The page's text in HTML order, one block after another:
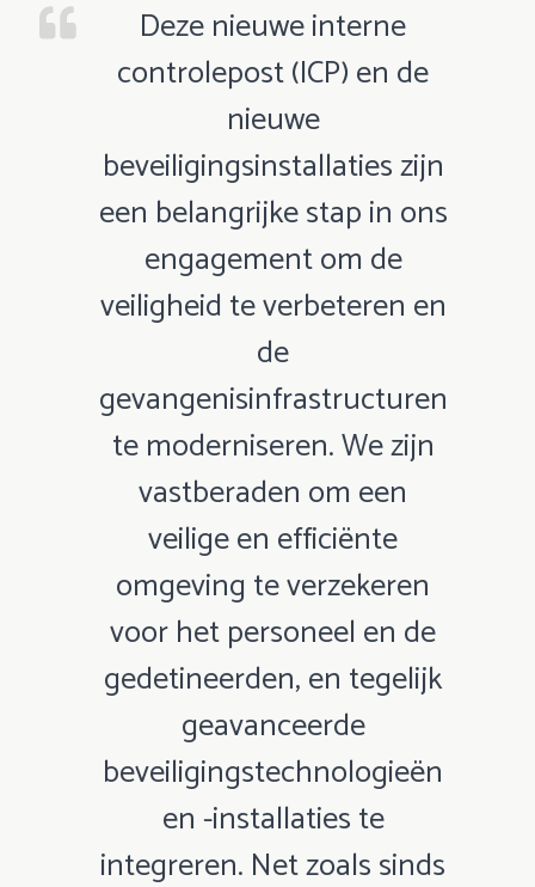
Deze nieuwe interne
controlepost (ICP) en de
nieuwe
beveiligingsinstallaties zijn
een belangrijke stap in ons
engagement om de
veiligheid te verbeteren en
de
gevangenisinfrastructuren
te moderniseren. We zijn
vastberaden om een
veilige en efficiënte
omgeving te verzekeren
voor het personeel en de
gedetineerden, en tegelijk
geavanceerde
beveiligingstechnologieën
en -installaties te
integreren. Net zoals sinds